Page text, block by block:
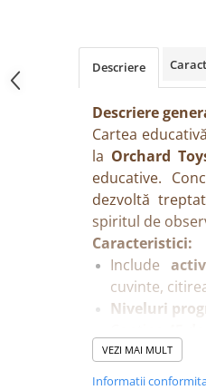
Descriere
Descriere
Cartea
la Orchard
educative.
dezvoltă
spiritul de
Caracteristici:
Include
cuvinte,
Niveluri
Text și
Creată de
VEZI MAI MULT
Informatii